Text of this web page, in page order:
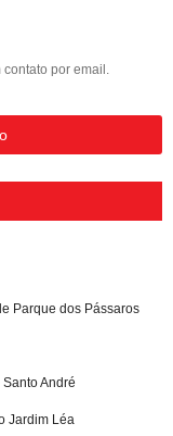
contato por email.
Parque dos Pássaros
André
Jardim Léa